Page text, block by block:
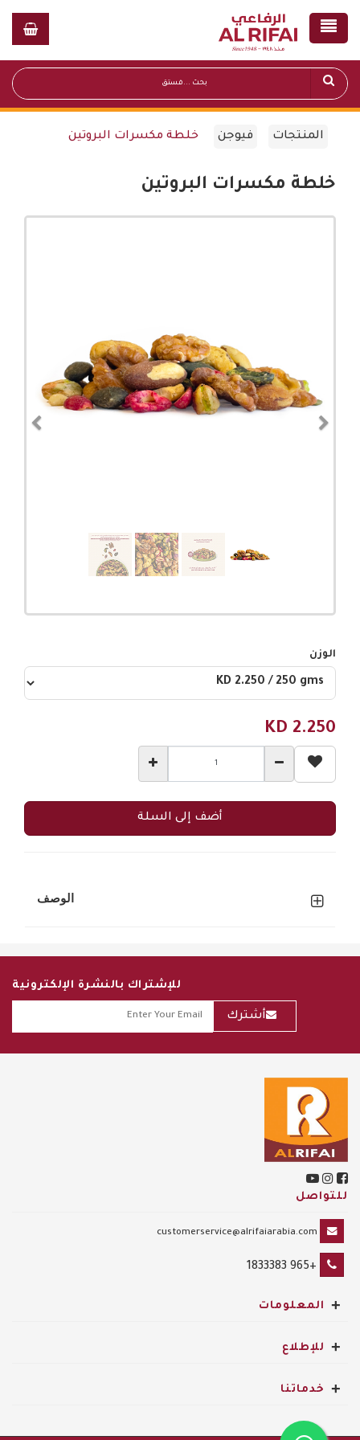
المنتجات فيوجن خلطة مكسرات البروتين
خلطة مكسرات البروتين
الوزن
KD 2.250
أضف إلى السلة
الوصف
للإشتراك بالنشرة الإلكترونية
أشترك
للتواصل
customerservice@alrifaiarabia.com
+965 1833383
المعلومات +
للإطلاع +
خدماتنا +